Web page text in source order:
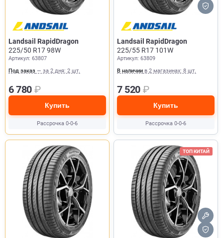
Landsail RapidDragon
225/50 R17 98W
Артикул: 63807
Под заказ — за 2 дня: 2 шт.
6 780 ₽
Купить
Рассрочка 0-0-6
Landsail RapidDragon
225/55 R17 101W
Артикул: 63809
В наличии в 2 магазинах: 8 шт.
7 520 ₽
Купить
Рассрочка 0-0-6
ТОП КИТАЙ